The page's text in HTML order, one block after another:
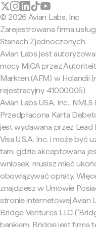
© 2026 Avian Labs, Inc
Zarejestrowana firma
Stanach Zjednoczonych
Avian Labs jest
mocy MiCA przez
Markten (AFM) w Holandii
rejestracyjny 41000005).
Avian Labs USA, Inc.,
Przedpłacona Karta
jest wydawana przez Lead
Visa U.S.A. Inc. i może być
tam, gdzie akceptowana
wniosek, musisz mieć
obowiązywać opłaty.
znajdziesz w Umowie
stronie internetowej Avian
Bridge Ventures LLC
bankiem. Bridge jest firmą